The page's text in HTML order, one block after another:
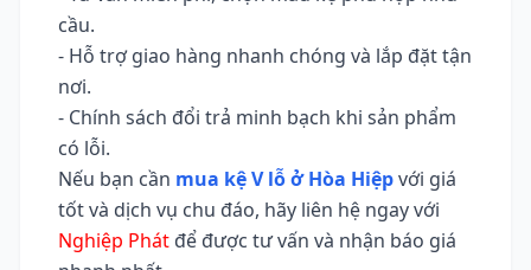
cầu.
- Hỗ trợ giao hàng nhanh chóng và lắp đặt tận
nơi.
- Chính sách đổi trả minh bạch khi sản phẩm
có lỗi.
Nếu bạn cần mua kệ V lỗ ở Hòa Hiệpvới giá
tốt và dịch vụ chu đáo, hãy liên hệ ngay với
Nghiệp Phát để được tư vấn và nhận báo giá